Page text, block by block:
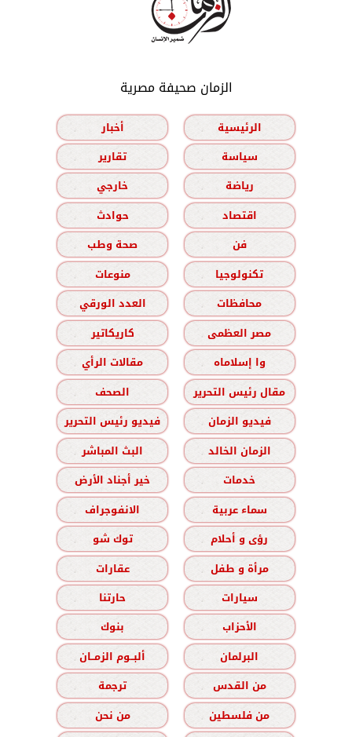
الزمان صحيفة مصرية
الرئيسية
أخبار
سياسة
تقارير
رياضة
خارجي
اقتصاد
حوادث
فن
صحة وطب
تكنولوجيا
منوعات
محافظات
العدد الورقي
مصر العظمى
كاريكاتير
وا إسلاماه
مقالات الرأي
مقال رئيس التحرير
الصحف
فيديو الزمان
فيديو رئيس التحرير
الزمان الخالد
البث المباشر
خدمات
خير أجناد الأرض
سماء عربية
الانفوجراف
رؤى و أحلام
توك شو
مرأة و طفل
عقارات
سيارات
حارتنا
الأحزاب
بنوك
البرلمان
ألبــوم الزمــان
من القدس
ترجمة
من فلسطين
من نحن